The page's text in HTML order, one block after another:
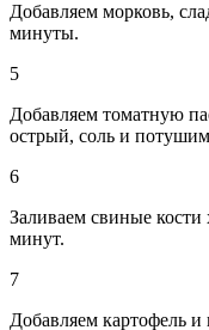
Добавляем морковь,
минуты.
5
Добавляем томатную
острый, соль и
6
Заливаем свиные
минут.
7
Добавляем картофель